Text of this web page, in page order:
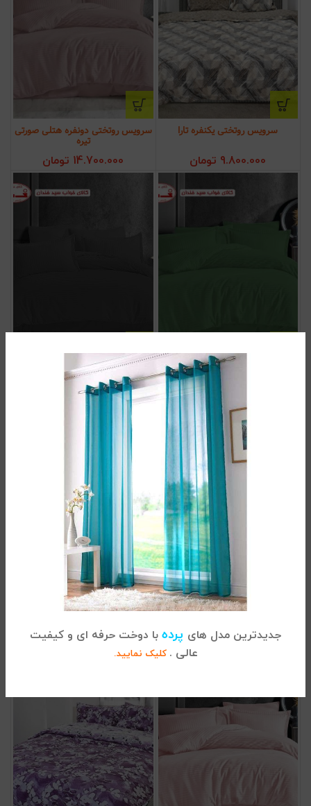
جدیدترین مدل های پرده با دوخت حرفه ای و کیفیت
عالی . کلیک نمایید.
سرویس روتختی یکنفره تارا
9.800.000 تومان
سرویس روتختی دونفره هتلی صورتی
تیره
14.700.000 تومان
سرویس روتختی دونفره هتلی یشمی
14.700.000
تومان
سرویس روتختی دونفره هتلی
خاکستری
14.700.000
سرویس روتختی دونفره هتلی زرشکی
14.700.000 تومان
سرویس روتختی دونفره هتلی سبز
14.700.000 تومان